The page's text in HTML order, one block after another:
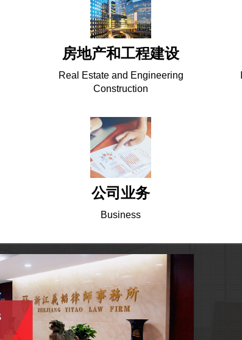
房地产和工程建设
Real Estate and Engineering
Construction
公司业务
Business